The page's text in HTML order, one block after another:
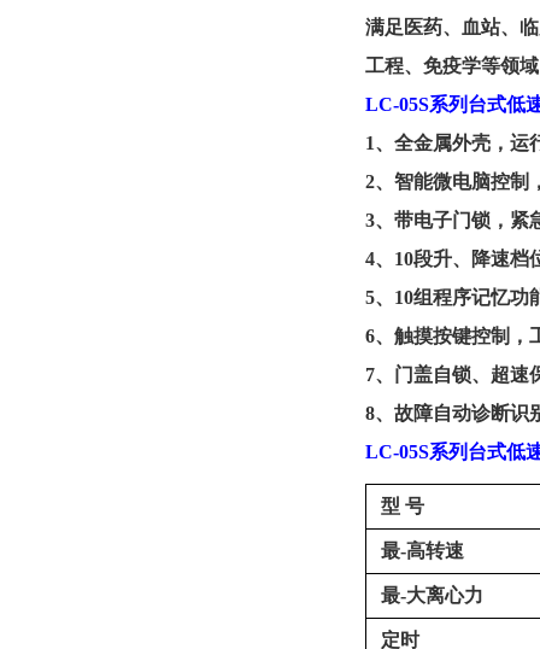
满足医药、血站、
工程、免疫学等领域
LC-05S系列台式低
1、 全金属外壳，运
2、 智能微电脑控制
3、 带电子门锁，紧
4、 10段升、降速档
5、 10组程序记忆功
6、 触摸按键控制，
7、 门盖自锁、超速
8、 故障自动诊断识
LC-05S系列台式低
型 号
最-高转速
最-大离心力
定时